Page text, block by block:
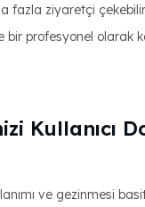
fazla ziyaretçi
bir profesyonel olarak
Kullanıcı
ve gezinmesi